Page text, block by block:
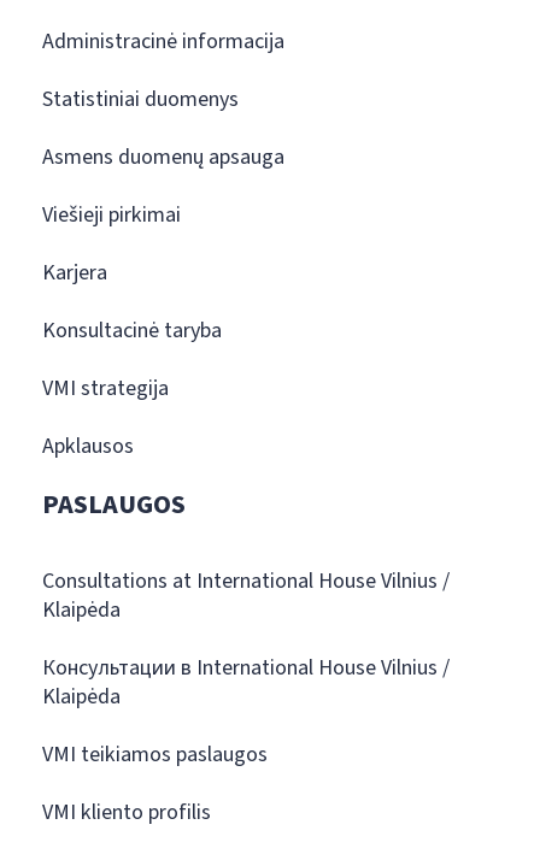
Administracinė informacija
Statistiniai duomenys
Asmens duomenų apsauga
Viešieji pirkimai
Karjera
Konsultacinė taryba
VMI strategija
Apklausos
PASLAUGOS
Consultations at International House Vilnius /
Klaipėda
Консультации в International House Vilnius /
Klaipėda
VMI teikiamos paslaugos
VMI kliento profilis